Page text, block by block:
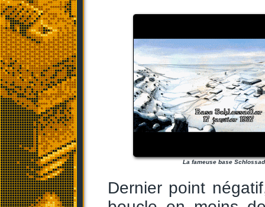
La fameuse base
Dernier point